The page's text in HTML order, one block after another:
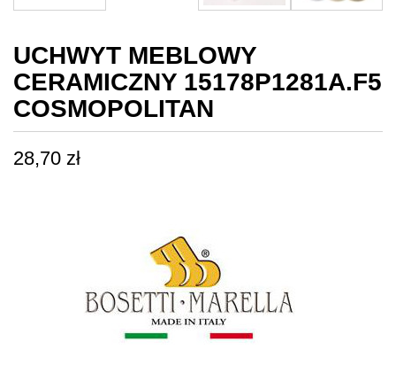
UCHWYT MEBLOWY
CERAMICZNY 15178P1281A.F5
COSMOPOLITAN
28,70 zł